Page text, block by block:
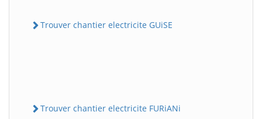
Trouver chantier electricite GUiSE
Trouver chantier electricite FURiANi